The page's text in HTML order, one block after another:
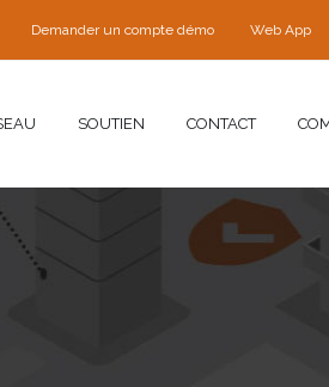
Demander un compte démo Web App
SOUTIEN CONTACT